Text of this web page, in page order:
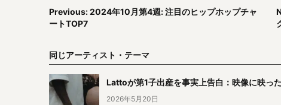
Previous: 2024年10月第4週: 注目のヒップホップチャ
ートTOP7
同じアーティスト・テーマ
Lattoが第1子出産を事実上告白：映像に映っ
2026年5月20日